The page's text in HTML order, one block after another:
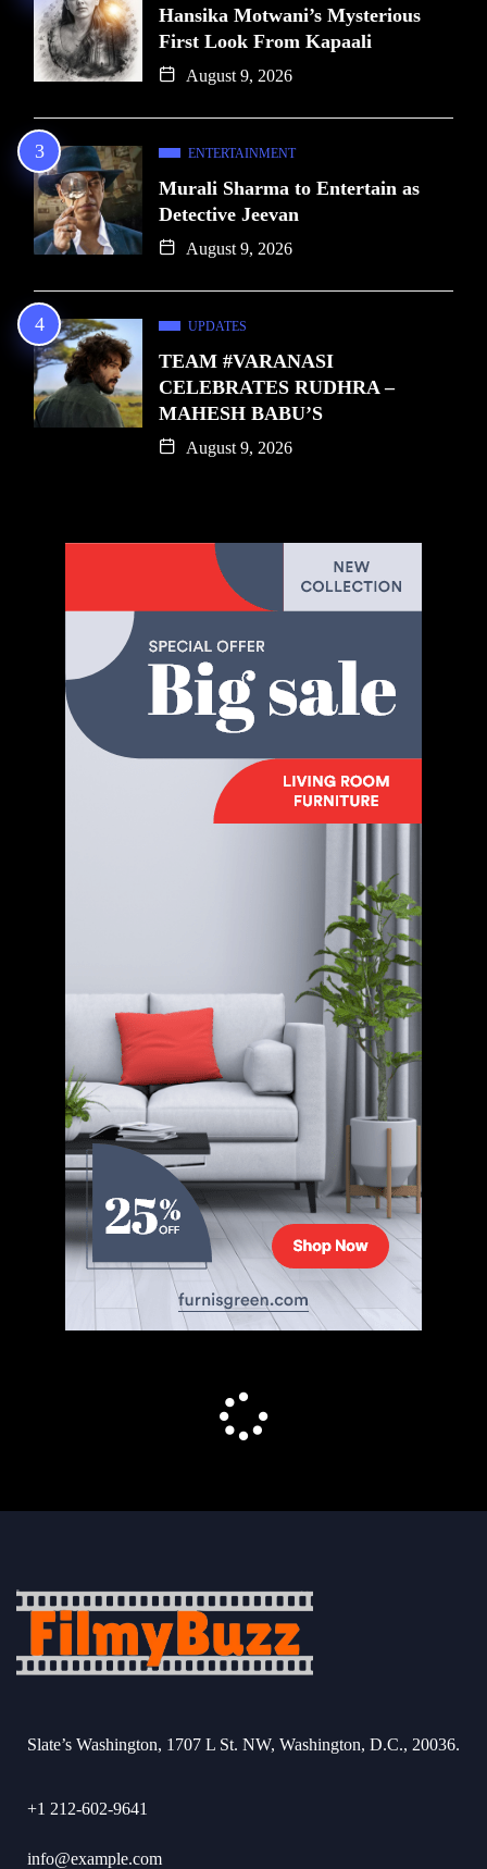
Hansika Motwani’s Mysterious
First Look From Kapaali
August 9, 2026
ENTERTAINMENT
Murali Sharma to Entertain as
Detective Jeevan
August 9, 2026
UPDATES
TEAM #VARANASI
CELEBRATES RUDHRA –
MAHESH BABU’S
August 9, 2026
Slate’s Washington, 1707 L St. NW, Washington, D.C., 20036.
+1 212-602-9641
info@example.com